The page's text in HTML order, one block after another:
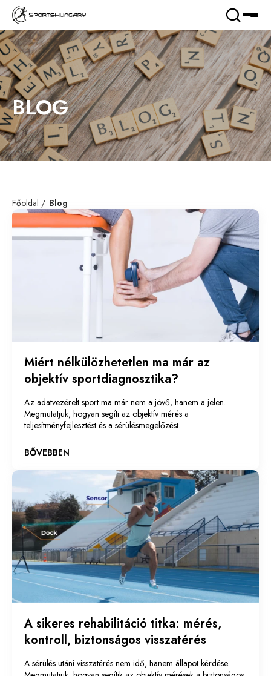
BLOG
Főoldal Blog
Miért nélkülözhetetlen ma már az
objektív sportdiagnosztika?
Az adatvezérelt sport ma már nem a jövő, hanem a jelen.
Megmutatjuk, hogyan segíti az objektív mérés a
teljesítményfejlesztést és a sérülésmegelőzést.
BŐVEBBEN
A sikeres rehabilitáció titka: mérés,
kontroll, biztonságos visszatérés
A sérülés utáni visszatérés nem idő, hanem állapot kérdése.